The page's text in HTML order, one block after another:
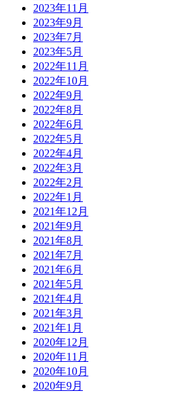
2023年11月
2023年9月
2023年7月
2023年5月
2022年11月
2022年10月
2022年9月
2022年8月
2022年6月
2022年5月
2022年4月
2022年3月
2022年2月
2022年1月
2021年12月
2021年9月
2021年8月
2021年7月
2021年6月
2021年5月
2021年4月
2021年3月
2021年1月
2020年12月
2020年11月
2020年10月
2020年9月